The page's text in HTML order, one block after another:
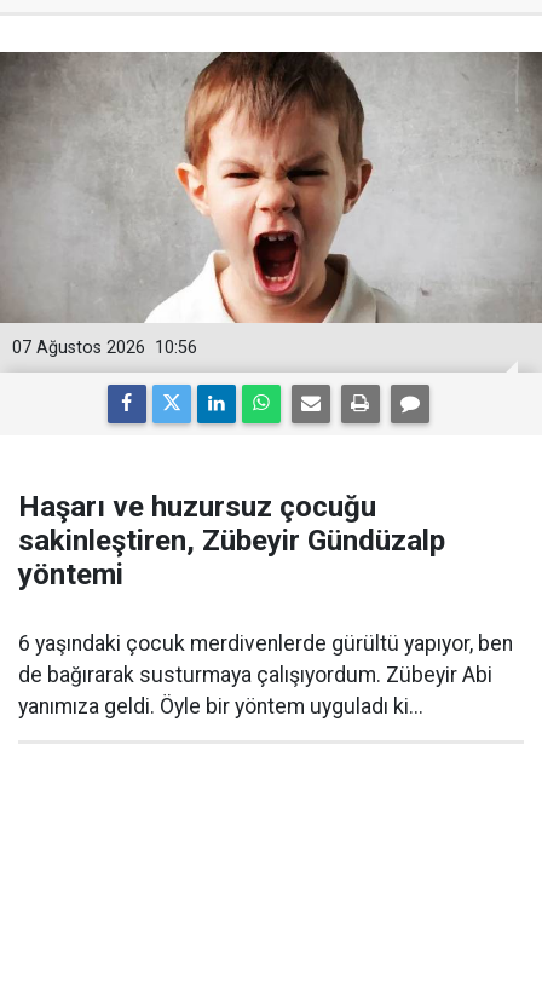
10:56
07 Ağustos 2026
Haşarı ve huzursuz çocuğu
sakinleştiren, Zübeyir Gündüzalp
yöntemi
6 yaşındaki çocuk merdivenlerde gürültü yapıyor, ben
de bağırarak susturmaya çalışıyordum. Zübeyir Abi
yanımıza geldi. Öyle bir yöntem uyguladı ki...